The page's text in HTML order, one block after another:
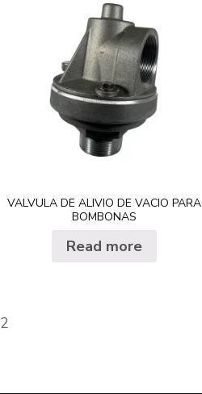
VALVULA DE ALIVIO DE VACIO PARA
BOMBONAS
Read more
2